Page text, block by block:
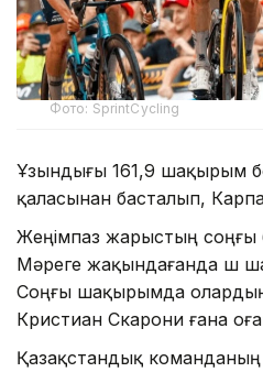
Фото: SprintCycling
Ұзындығы 161,9 шақырым
қаласынан басталып,
Жеңімпаз жарыстың соңғы
Мәреге жақындағанда үш
Соңғы шақырымда
Кристиан Скарони ғана
Қазақстандық